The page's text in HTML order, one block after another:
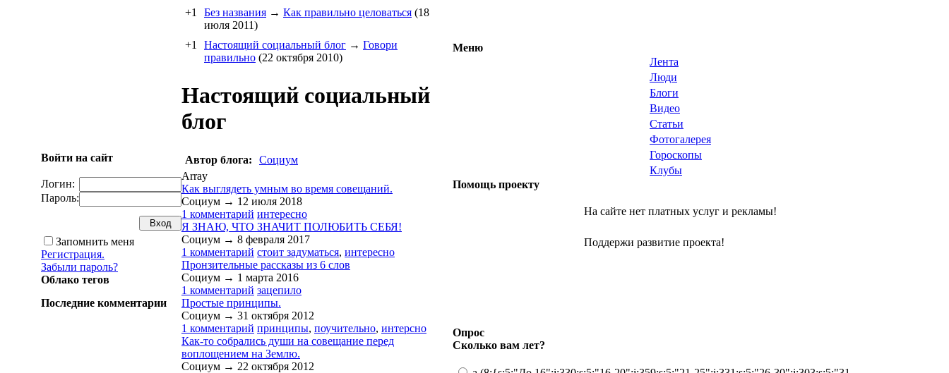
Войти на сайт
Логин:
Пароль:
Запомнить меня
Регистрация.
Забыли пароль?
Облако тегов
Последние комментарии
+1
Без названия → Как правильно целоваться (18
июля 2011)
+1
Настоящий социальный блог → Говори
правильно (22 октября 2010)
Настоящий социальный
блог
Автор блога:
Социум
Array
Как выглядеть умным во время совещаний.
Социум → 12 июля 2018
1 комментарий интересно
Я ЗНАЮ, ЧТО ЗНАЧИТ ПОЛЮБИТЬ СЕБЯ!
Социум → 8 февраля 2017
1 комментарий стоит задуматься, интересно
Пронзительные рассказы из 6 слов
Социум → 1 марта 2016
1 комментарий зацепило
Простые принципы.
Социум → 31 октября 2012
1 комментарий принципы, поучительно, интерсно
Как-то собрались души на совещание перед
воплощением на Землю.
Социум → 22 октября 2012
Меню
Лента
Люди
Блоги
Видео
Статьи
Фотогалерея
Гороскопы
Клубы
Помощь проекту
На сайте нет платных услуг и рекламы!
Поддержи развитие проекта!
Опрос
Сколько вам лет?